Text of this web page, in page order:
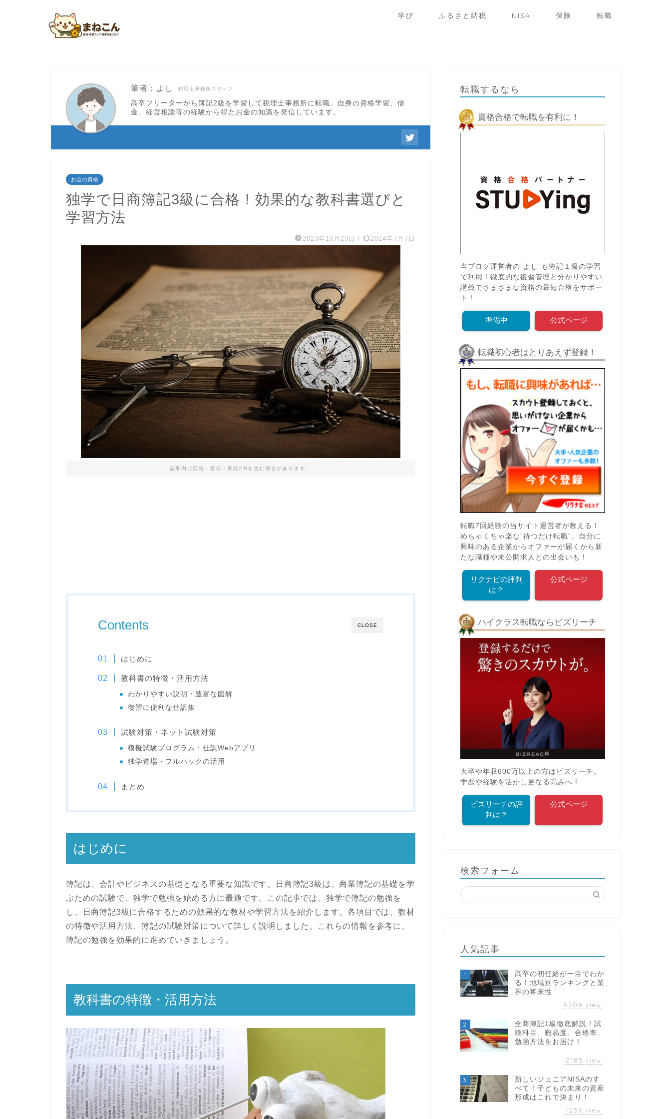
学び ふるさと納税 NISA 保険 転職
税理士事務所スタッフ
筆者：よし
高卒フリーターから簿記2級を学習して税理士事務所に転職。自身の資格学習、借
金、経営相談等の経験から得たお金の知識を発信しています。
お金の資格
独学で日商簿記3級に合格！効果的な教科書選びと
学習方法
2023年10月29日 / 2024年7月7日
記事内に広告・宣伝・商品PRを含む場合があります。
CLOSE
Contents
はじめに
教科書の特徴・活用方法
わかりやすい説明・豊富な図解
復習に便利な仕訳集
試験対策・ネット試験対策
模擬試験プログラム・仕訳Webアプリ
独学道場・フルパックの活用
まとめ
はじめに
簿記は、会計やビジネスの基礎となる重要な知識です。日商簿記3級は、商業簿記の基礎を学
ぶための試験で、独学で勉強を始める方に最適です。この記事では、独学で簿記の勉強を
し、日商簿記3級に合格するための効果的な教材や学習方法を紹介します。各項目では、教材
の特徴や活用方法、簿記の試験対策について詳しく説明しました。これらの情報を参考に、
簿記の勉強を効果的に進めていきましょう。
教科書の特徴・活用方法
転職するなら
資格合格で転職を有利に！
当ブログ運営者の”よし”も簿記１級の学習
で利用！徹底的な復習管理と分かりやすい
講義でさまざまな資格の最短合格をサポー
ト！
準備中 公式ページ
転職初心者はとりあえず登録！
転職7回経験の当サイト運営者が教える！
めちゃくちゃ楽な”待つだけ転職”。自分に
興味のある企業からオファーが届くから新
たな職種や未公開求人との出会いも！
リクナビの評判
は？
公式ページ
ハイクラス転職ならビズリーチ
大卒や年収600万以上の方はビズリーチ。
学歴や経験を活かし更なる高みへ！
ビズリーチの評
判は？
公式ページ
検索フォーム
人気記事
1
高卒の初任給が一目でわか
る！地域別ランキングと業
界の将来性
5708 view
2
全商簿記1級徹底解説！試
験科目、難易度、合格率、
勉強方法をお届け！
2183 view
3
新しいジュニアNISAのす
べて！子どもの未来の資産
形成はこれで決まり！
1256 view